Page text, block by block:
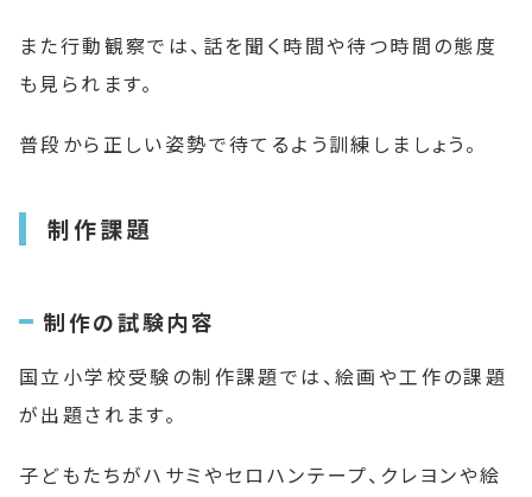
また行動観察では、話を聞く時間や待つ時間の態度
も見られます。
普段から正しい姿勢で待てるよう訓練しましょう。
制作課題
制作の試験内容
国立小学校受験の制作課題では、絵画や工作の課題
が出題されます。
子どもたちがハサミやセロハンテープ、クレヨンや絵